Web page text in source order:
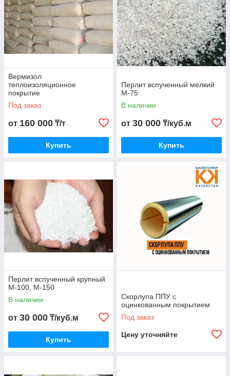
Вермизол
теплоизоляционное
покрытие
Под заказ
от 160 000 ₸/т
Купить
Перлит вспученный мелкий
М-75
В наличии
от 30 000 ₸/куб.м
Купить
Перлит вспученный крупный
М-100, М-150
В наличии
от 30 000 ₸/куб.м
Купить
Скорлупа ППУ с
оцинкованным покрытием
Под заказ
Цену уточняйте